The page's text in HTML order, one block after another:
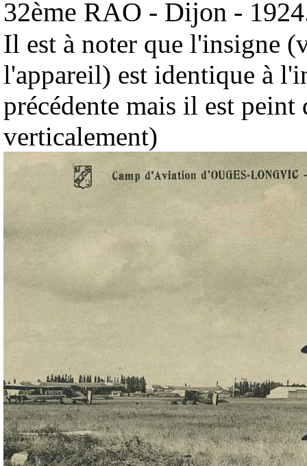
32ème RAO - Dijon -
Il est à noter que l'insigne
l'appareil) est identique à
précédente mais il est peint
verticalement)